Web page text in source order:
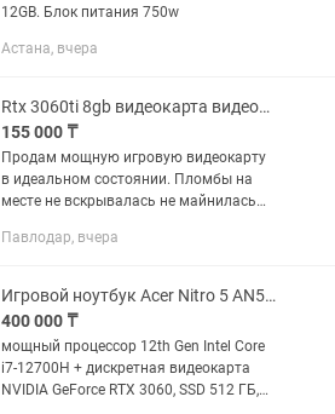
12GB. Блок питания 750w
Астана, вчера
Rtx 3060ti 8gb видеокарта видеоадаптер
155 000 ₸
Продам мощную игровую видеокарту
в идеальном состоянии. Пломбы на
месте не вскрывалась не майнилась
переходом на 5-ю серию
Павлодар, вчера
Игровой ноутбук Acer Nitro 5 AN515-58
400 000 ₸
мощный процессор 12th Gen Intel Core
i7-12700H + дискретная видеокарта
NVIDIA GeForce RTX 3060, SSD 512 ГБ,